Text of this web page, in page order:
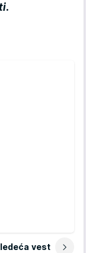
vest